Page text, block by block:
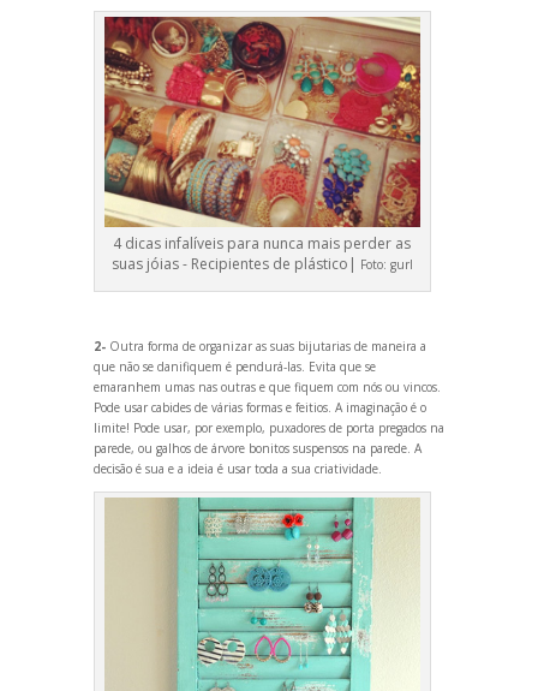
4 dicas infalíveis para nunca mais perder as
suas jóias - Recipientes de plástico| Foto: gurl
2-Outra forma de organizar as suas bijutarias de maneira a
que não se danifiquem é pendurá-las. Evita que se
emaranhem umas nas outras e que fiquem com nós ou vincos.
Pode usar cabides de várias formas e feitios. A imaginação é o
limite! Pode usar, por exemplo, puxadores de porta pregados na
parede, ou galhos de árvore bonitos suspensos na parede. A
decisão é sua e a ideia é usar toda a sua criatividade.